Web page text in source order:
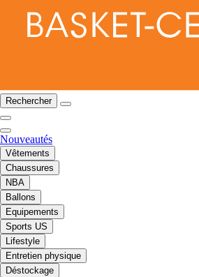
Rechercher
Nouveautés
Vêtements
Chaussures
NBA
Ballons
Equipements
Sports US
Lifestyle
Entretien physique
Déstockage